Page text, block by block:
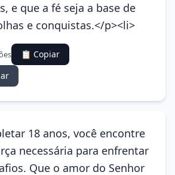
e que a fé seja a base de
e conquistas.</p><li>
📋 Copiar
18 anos, você encontre
necessária para enfrentar
Que o amor do Senhor